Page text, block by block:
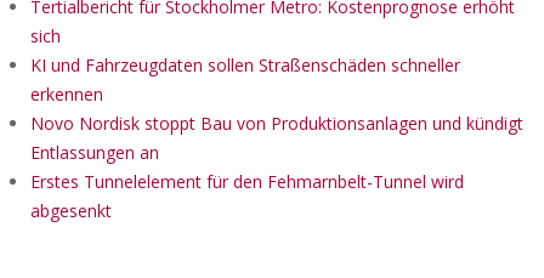
Tertialbericht für Stockholmer Metro: Kostenprognose erhöht
sich
KI und Fahrzeugdaten sollen Straßenschäden schneller
erkennen
Novo Nordisk stoppt Bau von Produktionsanlagen und kündigt
Entlassungen an
Erstes Tunnelelement für den Fehmarnbelt-Tunnel wird
abgesenkt